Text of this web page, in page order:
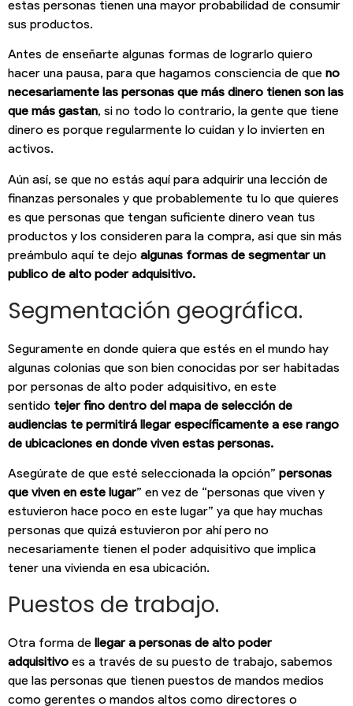
estas personas tienen una mayor probabilidad de consumir
sus productos.
Antes de enseñarte algunas formas de lograrlo quiero
hacer una pausa, para que hagamos consciencia de que no
necesariamente las personas que más dinero tienen son las
que más gastan, si no todo lo contrario, la gente que tiene
dinero es porque regularmente lo cuidan y lo invierten en
activos.
Aún así, se que no estás aquí para adquirir una lección de
finanzas personales y que probablemente tu lo que quieres
es que personas que tengan suficiente dinero vean tus
productos y los consideren para la compra, asi que sin más
preámbulo aquí te dejo algunas formas de segmentar un
publico de alto poder adquisitivo.
Segmentación geográfica.
Seguramente en donde quiera que estés en el mundo hay
algunas colonias que son bien conocidas por ser habitadas
por personas de alto poder adquisitivo, en este
sentido tejer fino dentro del mapa de selección de
audiencias te permitirá llegar específicamente a ese rango
de ubicaciones en donde viven estas personas.
Asegúrate de que esté seleccionada la opción” personas
que viven en este lugar” en vez de “personas que viven y
estuvieron hace poco en este lugar” ya que hay muchas
personas que quizá estuvieron por ahí pero no
necesariamente tienen el poder adquisitivo que implica
tener una vivienda en esa ubicación.
Puestos de trabajo.
Otra forma de llegar a personas de alto poder
adquisitivo es a través de su puesto de trabajo, sabemos
que las personas que tienen puestos de mandos medios
como gerentes o mandos altos como directores o